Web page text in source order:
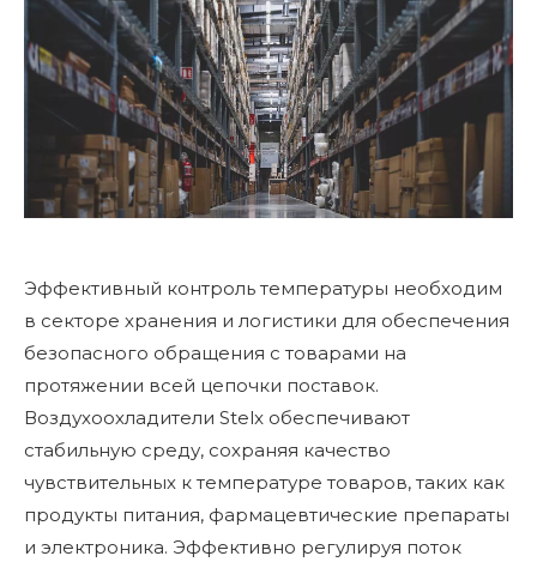
Эффективный контроль температуры необходим
в секторе хранения и логистики для обеспечения
безопасного обращения с товарами на
протяжении всей цепочки поставок.
Воздухоохладители Stelx обеспечивают
стабильную среду, сохраняя качество
чувствительных к температуре товаров, таких как
продукты питания, фармацевтические препараты
и электроника. Эффективно регулируя поток